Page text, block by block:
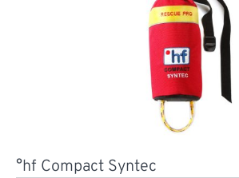
°hf Compact Syntec